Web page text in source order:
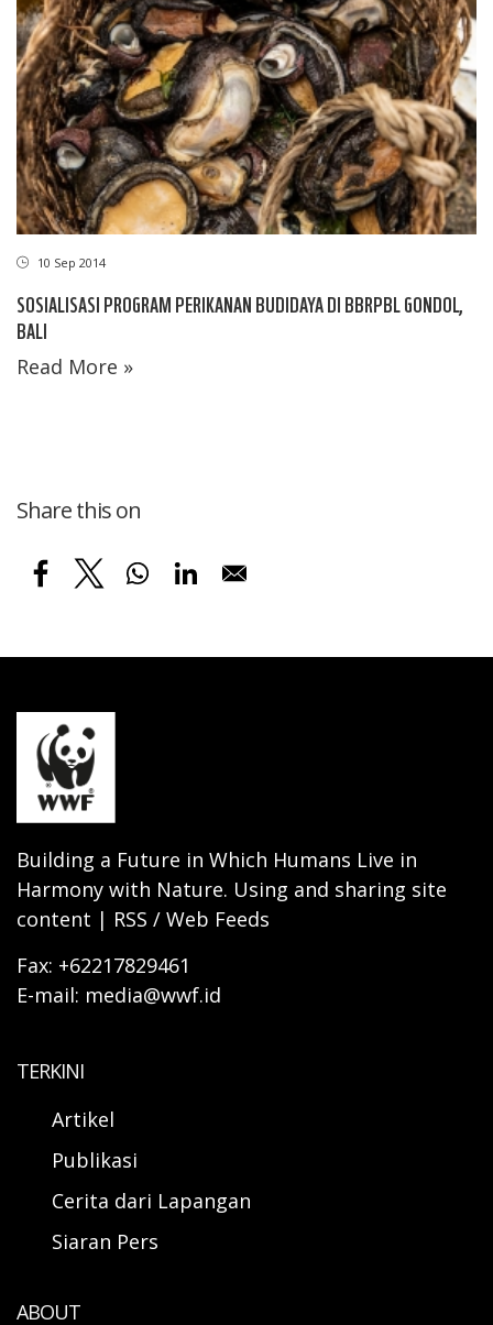
10 Sep 2014
SOSIALISASI PROGRAM PERIKANAN BUDIDAYA DI BBRPBL GONDOL,
BALI
Read More »
Share this on
Building a Future in Which Humans Live in
Harmony with Nature. Using and sharing site
content | RSS / Web Feeds
Fax: +62217829461
E-mail: media@wwf.id
TERKINI
Artikel
Publikasi
Cerita dari Lapangan
Siaran Pers
ABOUT